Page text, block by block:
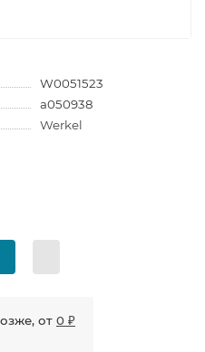
W0051523
a050938
Werkel
от 0 ₽